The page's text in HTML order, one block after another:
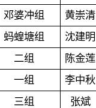
邓婆冲组 黄崇清
蚂蝗塘组 沈建明
二组 陈金莲
一组 李中秋
三组 张斌